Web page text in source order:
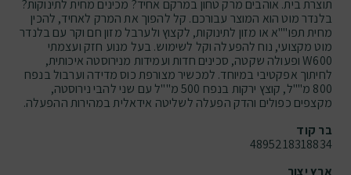
תוצרת בית. אוהבים מרק טחון במרקם אחיד? מכינים מחית לתינוקות?
בלנדר מוט הוא המוצר עבורכם. קל להפוך את המרק לאחיד, להכין
מחית תפו""א או מזון לתינוקות, לקצוץ ולערבל מזון חם וקר עם בלנדר
מוט מקצועי, נוח להפעלה וקל לשימוש. בעל מנוע חזק ועצמתי
W600 ופעולה שקטה, סכינים חדות ועמידות מנירוסטה איכותית,
לחיתוך אפקטיבי במיוחד. למכשיר מצורפת כוס מדידה וערבול בנפח
800 מ""ל, קוצץ ירקות בנפח 500 מ""ל עם שני להבי נירוסטה,
מקצפים כפולים והדק הפעלה לשליטה אידאלית במהירות ההפעלה.
בר קוד
4895218318834
ארץ יצור